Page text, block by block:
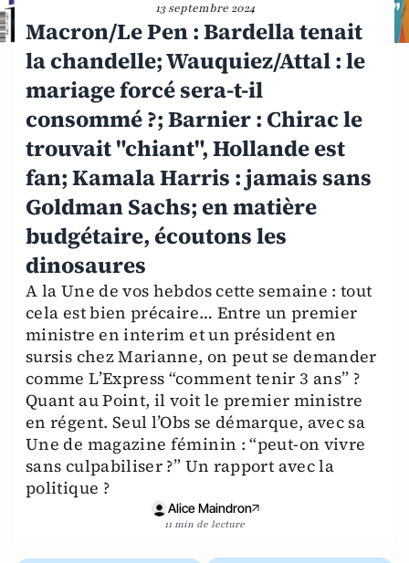
13 septembre 2024
Macron/Le Pen : Bardella tenait
la chandelle; Wauquiez/Attal : le
mariage forcé sera-t-il
consommé ?; Barnier : Chirac le
trouvait "chiant", Hollande est
fan; Kamala Harris : jamais sans
Goldman Sachs; en matière
budgétaire, écoutons les
dinosaures
A la Une de vos hebdos cette semaine : tout
cela est bien précaire… Entre un premier
ministre en interim et un président en
sursis chez Marianne, on peut se demander
comme L’Express “comment tenir 3 ans” ?
Quant au Point, il voit le premier ministre
en régent. Seul l’Obs se démarque, avec sa
Une de magazine féminin : “peut-on vivre
sans culpabiliser ?” Un rapport avec la
politique ?
Alice Maindron
11 min de lecture